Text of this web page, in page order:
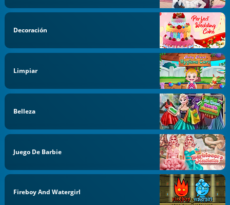
Decoración
Limpiar
Belleza
Juego De Barbie
Fireboy And Watergirl